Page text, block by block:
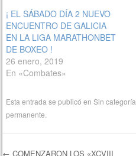
¡ EL SÁBADO DÍA 2 NUEVO
ENCUENTRO DE GALICIA
EN LA LIGA MARATHONBET
DE BOXEO !
26 enero, 2019
En «Combates»
Esta entrada se publicó enSin categoría
permanente
← COMENZARON LOS «XCVIII